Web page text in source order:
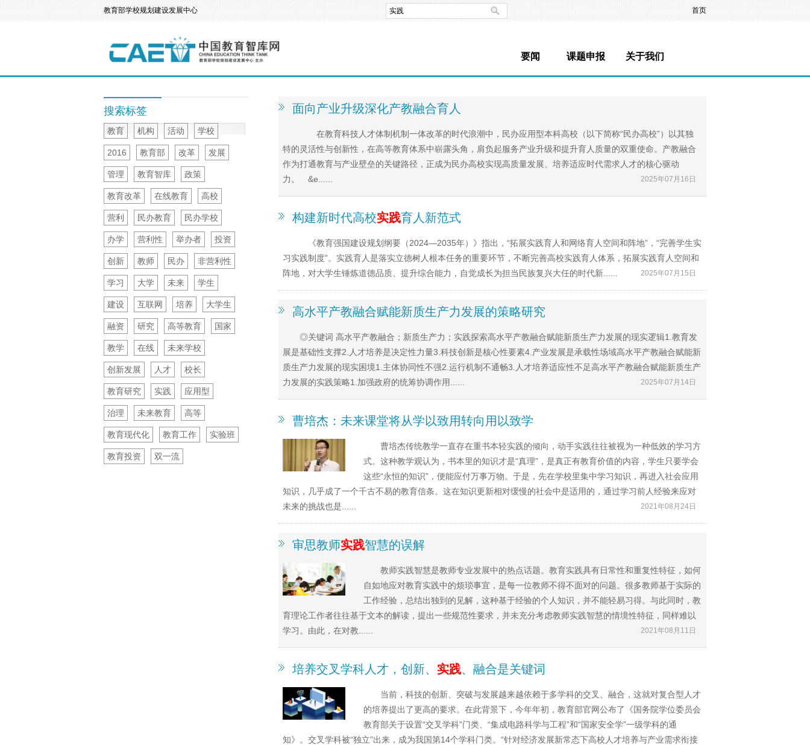
教育部学校规划建设发展中心 首页
要闻 课题申报 关于我们
搜索标签
教育 机构 活动 学校
2016 教育部 改革 发展
管理 教育智库 政策
教育改革 在线教育 高校
营利 民办教育 民办学校
办学 营利性 举办者 投资
创新 教师 民办 非营利性
学习 大学 未来 学生
建设 互联网 培养 大学生
融资 研究 高等教育 国家
教学 在线 未来学校
创新发展 人才 校长
教育研究 实践 应用型
治理 未来教育 高等
教育现代化 教育工作 实验班
教育投资 双一流
面向产业升级深化产教融合育人
在教育科技人才体制机制一体改革的时代浪潮中，民办应用型本科高校（以下简称“民办高校”）以其独
特的灵活性与创新性，在高等教育体系中崭露头角，肩负起服务产业升级和提升育人质量的双重使命。产教融合
作为打通教育与产业壁垒的关键路径，正成为民办高校实现高质量发展、培养适应时代需求人才的核心驱动
力。 &e......
2025年07月16日
构建新时代高校实践育人新范式
《教育强国建设规划纲要（2024—2035年）》指出，“拓展实践育人和网络育人空间和阵地”，“完善学生实
习实践制度”。实践育人是落实立德树人根本任务的重要环节，不断完善高校实践育人体系，拓展实践育人空间和
阵地，对大学生锤炼道德品质、提升综合能力，自觉成长为担当民族复兴大任的时代新......
2025年07月15日
高水平产教融合赋能新质生产力发展的策略研究
◎关键词 高水平产教融合；新质生产力；实践探索高水平产教融合赋能新质生产力发展的现实逻辑1.教育发
展是基础性支撑2.人才培养是决定性力量3.科技创新是核心性要素4.产业发展是承载性场域高水平产教融合赋能新
质生产力发展的现实困境1.主体协同性不强2.运行机制不通畅3.人才培养适应性不足高水平产教融合赋能新质生产
力发展的实践策略1.加强政府的统筹协调作用......
2025年07月14日
曹培杰：未来课堂将从学以致用转向用以致学
曹培杰传统教学一直存在重书本轻实践的倾向，动手实践往往被视为一种低效的学习方
式。这种教学观认为，书本里的知识才是“真理”，是真正有教育价值的内容，学生只要学会
这些“永恒的知识”，便能应付万事万物。于是，先在学校里集中学习知识，再进入社会应用
知识，几乎成了一个千古不易的教育信条。这在知识更新相对缓慢的社会中是适用的，通过学习前人经验来应对
未来的挑战也是......
2021年08月24日
审思教师实践智慧的误解
教师实践智慧是教师专业发展中的热点话题。教育实践具有日常性和重复性特征，如何
自如地应对教育实践中的烦琐事宜，是每一位教师不得不面对的问题。很多教师基于实际的
工作经验，总结出独到的见解，这种基于经验的个人知识，并不能轻易习得。与此同时，教
育理论工作者往往基于文本的解读，提出一些规范性要求，并未充分考虑教师实践智慧的情境性特征，同样难以
学习。由此，在对教......
2021年08月11日
培养交叉学科人才，创新、 实践、融合是关键词
当前，科技的创新、突破与发展越来越依赖于多学科的交叉、融合，这就对复合型人才
的培养提出了更高的要求。在此背景下，今年年初，教育部官网公布了《国务院学位委员会
教育部关于设置“交叉学科”门类、“集成电路科学与工程”和“国家安全学”一级学科的通
知》。交叉学科被“独立”出来，成为我国第14个学科门类。“针对经济发展新常态下高校人才培养与产业需求衔接